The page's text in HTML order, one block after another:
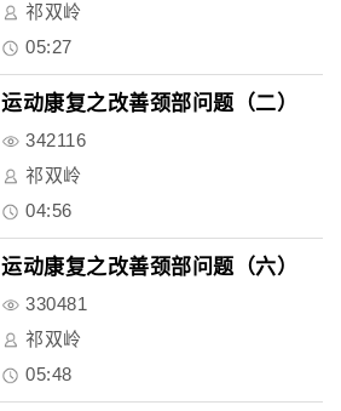
祁双岭
05:27
运动康复之改善颈部问题（二）
342116
祁双岭
04:56
运动康复之改善颈部问题（六）
330481
祁双岭
05:48